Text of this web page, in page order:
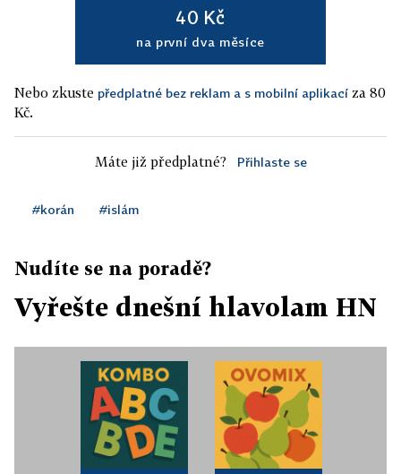
40 Kč
na první dva měsíce
Nebo zkuste předplatné bez reklam a s mobilní aplikací za 80
Kč.
Máte již předplatné? Přihlaste se
#korán #islám
Nudíte se na poradě?
Vyřešte dnešní hlavolam HN